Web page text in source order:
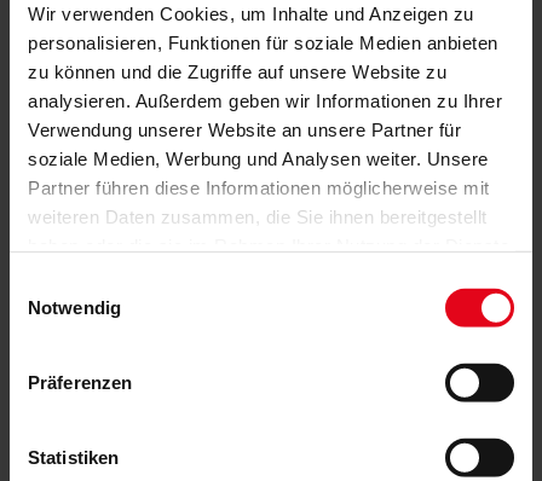
Wir verwenden Cookies, um Inhalte und Anzeigen zu
personalisieren, Funktionen für soziale Medien anbieten
zu können und die Zugriffe auf unsere Website zu
analysieren. Außerdem geben wir Informationen zu Ihrer
Verwendung unserer Website an unsere Partner für
soziale Medien, Werbung und Analysen weiter. Unsere
Partner führen diese Informationen möglicherweise mit
weiteren Daten zusammen, die Sie ihnen bereitgestellt
Notwendig
Präferenzen
Statistiken
Farben
Weitere Informationen
Das könnte Sie auch interessieren